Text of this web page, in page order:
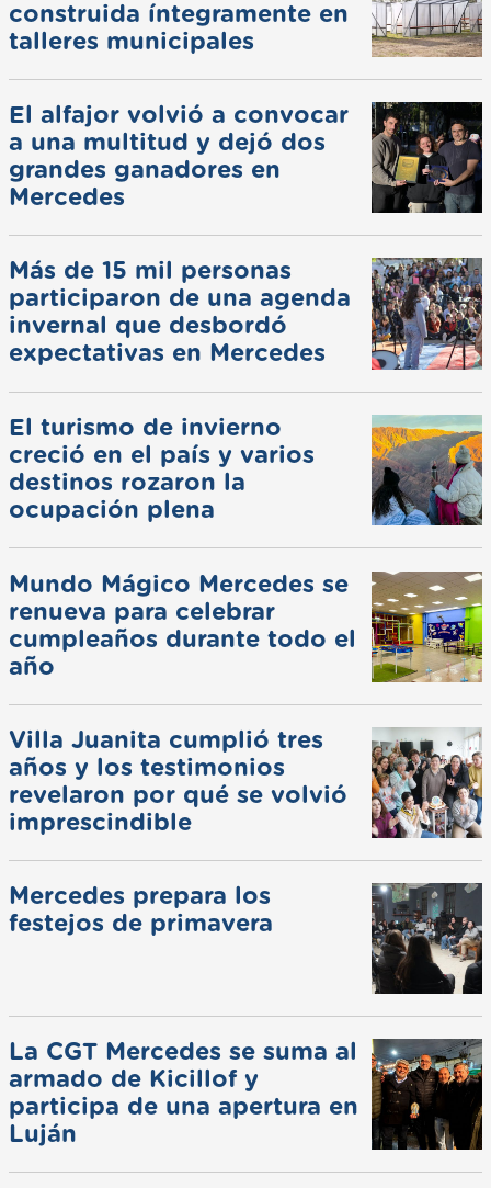
construida íntegramente en
talleres municipales
El alfajor volvió a convocar
a una multitud y dejó dos
grandes ganadores en
Mercedes
Más de 15 mil personas
participaron de una agenda
invernal que desbordó
expectativas en Mercedes
El turismo de invierno
creció en el país y varios
destinos rozaron la
ocupación plena
Mundo Mágico Mercedes se
renueva para celebrar
cumpleaños durante todo el
año
Villa Juanita cumplió tres
años y los testimonios
revelaron por qué se volvió
imprescindible
Mercedes prepara los
festejos de primavera
La CGT Mercedes se suma al
armado de Kicillof y
participa de una apertura en
Luján